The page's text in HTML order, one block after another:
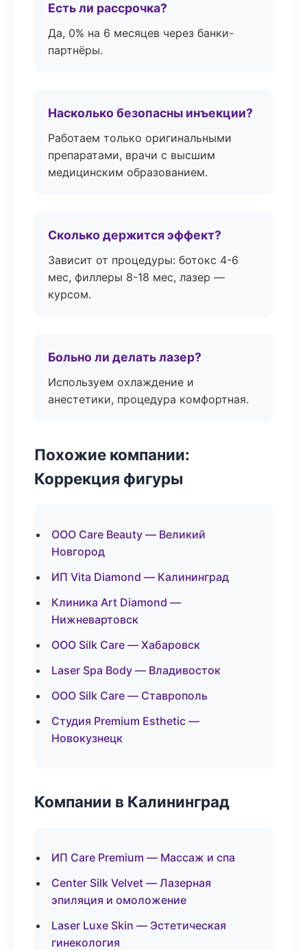
Есть ли рассрочка?
Да, 0% на 6 месяцев через банки-
партнёры.
Насколько безопасны инъекции?
Работаем только оригинальными
препаратами, врачи с высшим
медицинским образованием.
Сколько держится эффект?
Зависит от процедуры: ботокс 4-6
мес, филлеры 8-18 мес, лазер —
курсом.
Больно ли делать лазер?
Используем охлаждение и
анестетики, процедура комфортная.
Похожие компании:
Коррекция фигуры
ООО Care Beauty — Великий
Новгород
ИП Vita Diamond — Калининград
Клиника Art Diamond —
Нижневартовск
ООО Silk Care — Хабаровск
Laser Spa Body — Владивосток
ООО Silk Care — Ставрополь
Студия Premium Esthetic —
Новокузнецк
Компании в Калининград
ИП Care Premium — Массаж и спа
Center Silk Velvet — Лазерная
эпиляция и омоложение
Laser Luxe Skin — Эстетическая
гинекология